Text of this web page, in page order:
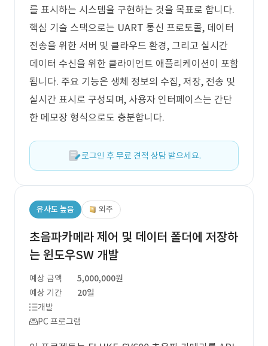
를 표시하는 시스템을 구현하는 것을 목표로 합니다.
핵심 기술 스택으로는 UART 통신 프로토콜, 데이터
전송을 위한 서버 및 클라우드 환경, 그리고 실시간
데이터 수신을 위한 클라이언트 애플리케이션이 포함
됩니다. 주요 기능은 생체 정보의 수집, 저장, 전송 및
실시간 표시로 구성되며, 사용자 인터페이스는 간단
한 메모장 형식으로도 충분합니다.
로그인 후 무료 견적 상담 받으세요.
유사도 높음 외주
초음파카메라 제어 및 데이터 폴더에 저장하
는 윈도우SW 개발
예상 금액
5,000,000원
예상 기간
20일
개발
PC 프로그램